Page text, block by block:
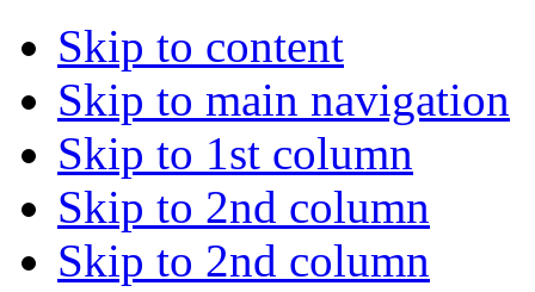
Skip to content
Skip to main navigation
Skip to 1st column
Skip to 2nd column
Skip to 2nd column